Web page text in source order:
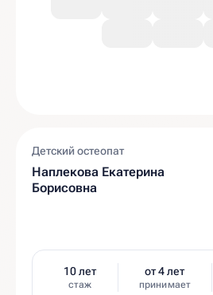
Детский остеопат
Наплекова Екатерина
Борисовна
10 лет
стаж
от 4 лет
принимает